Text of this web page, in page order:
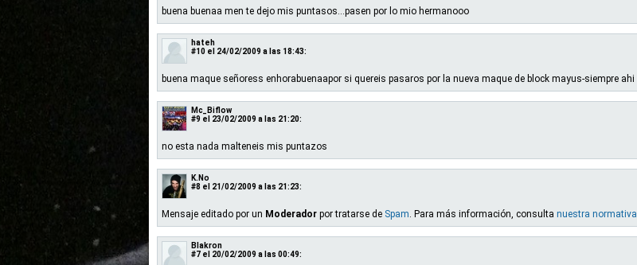
buena buenaa men te dejo mis puntasos...pasen por lo mio hermanooo
hateh
#10 el 24/02/2009 a las 18:43:
buena maque señoress enhorabuenaapor si quereis pasaros por la nueva maque de block mayus-siempre ahi
Mc_Biflow
#9 el 23/02/2009 a las 21:20:
no esta nada malteneis mis puntazos
K.No
#8 el 21/02/2009 a las 21:23:
Mensaje editado por un Moderador por tratarse de Spam. Para más información, consulta nuestra normativa
Blakron
#7 el 20/02/2009 a las 00:49: